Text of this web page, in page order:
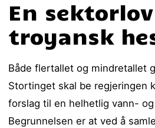
En
troyansk
Både flertallet og mindretallet
Stortinget skal be regjeringen
forslag til en helhetlig vann-
Begrunnelsen er at ved å